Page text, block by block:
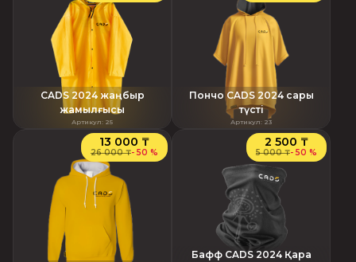
CADS 2024 жаңбыр
жамылғысы
Артикул: 25
Пончо CADS 2024 сары
түсті
Артикул: 23
13 000 ₸
26 000 ₸- 50 %
2 500 ₸
5 000 ₸- 50 %
Бафф CADS 2024 Қара